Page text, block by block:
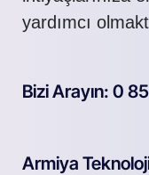
yardımcı
Bizi Arayın: 0
Armiya